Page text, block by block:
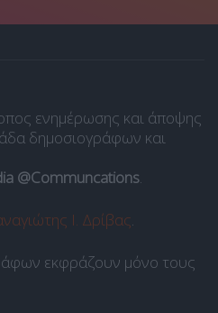
ενημέρωσης και άποψης
δημοσιογράφων και
@Communcations.
Ι. Δρίβας.
εκφράζουν μόνο τους